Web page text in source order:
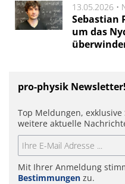
13.05.2026 •
Sebastian
um das
pro-physik Newsletter!
Top Meldungen,
weitere aktuelle
Mit Ihrer Anmeldung
Bestimmungen zu.